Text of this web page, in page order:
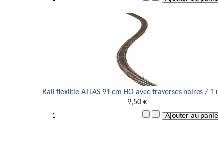
Rail flexible ATLAS 91 cm HO avec traverses noires / 1
9,50 €